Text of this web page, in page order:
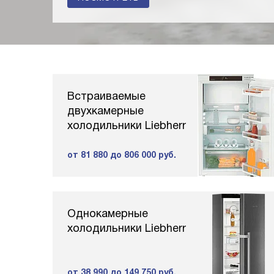
Встраиваемые
двухкамерные
холодильники Liebherr
от 81 880 до 806 000 руб.
Однокамерные
холодильники Liebherr